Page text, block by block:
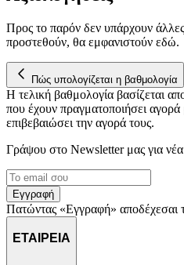
μετρήσεις σχετικά με
εικόνα του κοινού μας και την
κοινοποιούμε πληροφορίες
τοποθεσίας μας στους
διαφημίσεων και ανάλυσης.
Προς το παρόν δεν υπάρχουν
προστεθούν, θα εμφανιστούν εδώ.
Πώς υπολογίζεται η βαθμολογία
Η τελική βαθμολογία βασίζεται
που έχουν πραγματοποιήσει
επιβεβαιώσει την αγορά τους.
Γράψου στο Νewsletter μας για
Εγγραφή
Πατώντας «Εγγραφή» αποδέχεσαι
ΕΤΑΙΡΕΙΑ